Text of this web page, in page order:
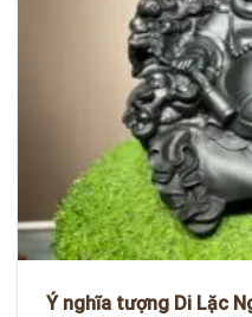
Ý nghĩa tượng Di Lặc